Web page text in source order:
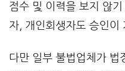
점수 및 이력을 보지 않
자, 개인회생자도 승인이
다만 일부 불법업체가 법